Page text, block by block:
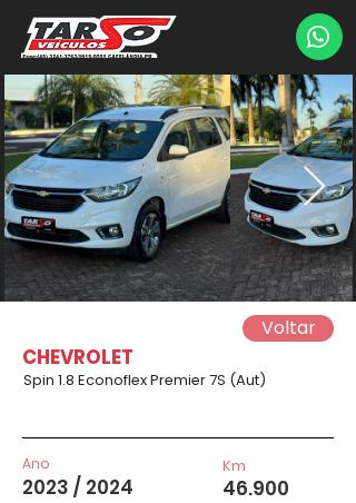
Voltar
CHEVROLET
Spin 1.8 Econoflex Premier 7S (Aut)
Ano
2023 / 2024
Km
46.900